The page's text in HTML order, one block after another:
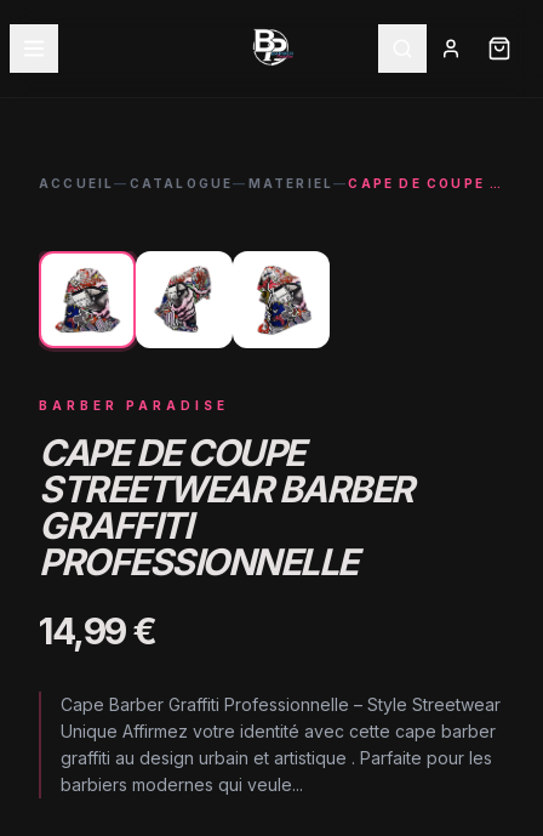
ACCUEIL— CATALOGUE— MATERIEL— CAPE DE COUPE STREETWEAR BARBER GRAFFITI PROFESSIONNELLE
NOUVEAU
BARBER PARADISE
CAPE DE COUPE
STREETWEAR BARBER
GRAFFITI
PROFESSIONNELLE
14,99 €
Cape Barber Graffiti Professionnelle – Style Streetwear
Unique Affirmez votre identité avec cette cape barber
graffiti au design urbain et artistique . Parfaite pour les
barbiers modernes qui veule...